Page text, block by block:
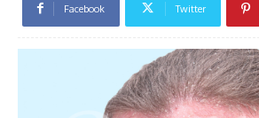
Facebook Twitter